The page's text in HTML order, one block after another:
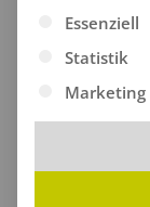
Es folgt
Essenziell
Statistik
Marketing